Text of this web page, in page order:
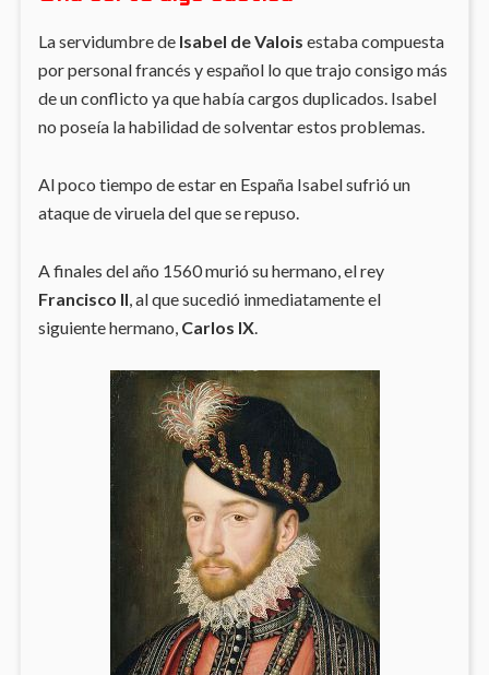
La servidumbre de Isabel de Valois estaba compuesta
por personal francés y español lo que trajo consigo más
de un conflicto ya que había cargos duplicados. Isabel
no poseía la habilidad de solventar estos problemas.
Al poco tiempo de estar en España Isabel sufrió un
ataque de viruela del que se repuso.
A finales del año 1560 murió su hermano, el rey
Francisco II , al que sucedió inmediatamente el
siguiente hermano, Carlos IX.